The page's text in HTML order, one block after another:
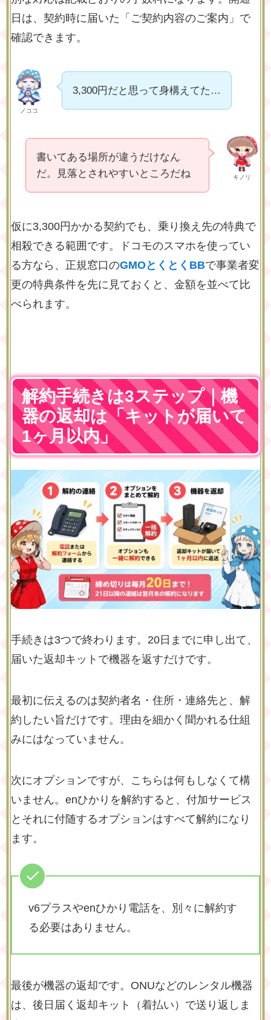
日は、契約時に届いた「ご契約内容のご案内」で
確認できます。
ノココ
3,300円だと思って身構えてた…
キノリ
書いてある場所が違うだけなん
だ。見落とされやすいところだね
仮に3,300円かかる契約でも、乗り換え先の特典で
相殺できる範囲です。ドコモのスマホを使ってい
る方なら、正規窓口のGMOとくとくBBで事業者変
更の特典条件を先に見ておくと、金額を並べて比
べられます。
解約手続きは3ステップ｜機
器の返却は「キットが届いて
1ヶ月以内」
手続きは3つで終わります。20日までに申し出て、
届いた返却キットで機器を返すだけです。
最初に伝えるのは契約者名・住所・連絡先と、解
約したい旨だけです。理由を細かく聞かれる仕組
みにはなっていません。
次にオプションですが、こちらは何もしなくて構
いません。enひかりを解約すると、付加サービス
とそれに付随するオプションはすべて解約になり
ます。
v6プラスやenひかり電話を、別々に解約す
る必要はありません。
最後が機器の返却です。ONUなどのレンタル機器
は、後日届く返却キット（着払い）で送り返しま